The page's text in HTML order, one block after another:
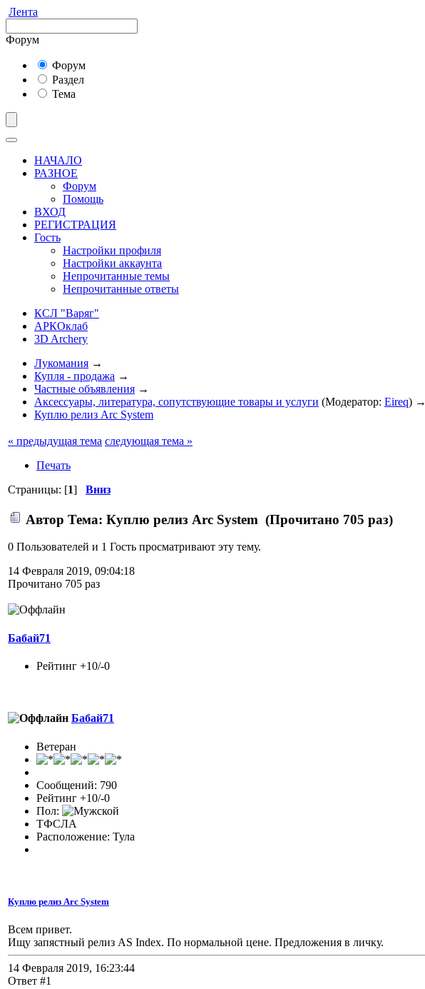
Лента
Форум
Форум
Раздел
Тема
НАЧАЛО
РАЗНОЕ
Форум
Помощь
ВХОД
РЕГИСТРАЦИЯ
Гость
Настройки профиля
Настройки аккаунта
Непрочитанные темы
Непрочитанные ответы
КСЛ "Варяг"
АРКОклаб
3D Archery
Лукомания →
Купля - продажа →
Частные объявления →
Аксессуары, литература, сопутствующие товары и услуги (Модератор: Eireq) →
Куплю релиз Arc System
« предыдущая тема следующая тема »
Печать
Страницы: [1] Вниз
Автор Тема: Куплю релиз Arc System (Прочитано 705 раз)
0 Пользователей и 1 Гость просматривают эту тему.
14 Февраля 2019, 09:04:18
Прочитано 705 раз
Бабай71
Рейтинг +10/-0
Бабай71
Ветеран
Сообщений: 790
Рейтинг +10/-0
Пол:
ТФСЛА
Расположение: Тула
Куплю релиз Arc System
Всем привет.
Ищу запястный релиз АS Index. По нормальной цене. Предложения в личку.
14 Февраля 2019, 16:23:44
Ответ #1